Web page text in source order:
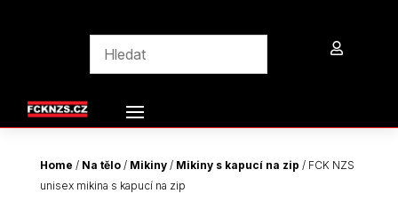

Home / Na tělo/ Mikiny/ Mikiny s kapucí na zip / FCK NZS
unisex mikina s kapucí na zip